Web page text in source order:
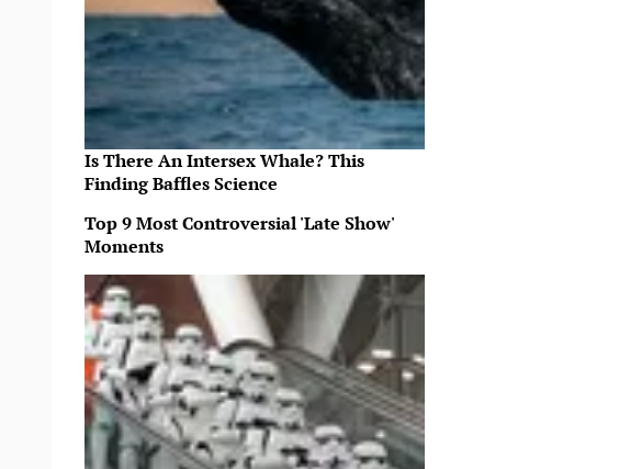
Is There An Intersex Whale? This
Finding Baffles Science
Top 9 Most Controversial 'Late Show'
Moments